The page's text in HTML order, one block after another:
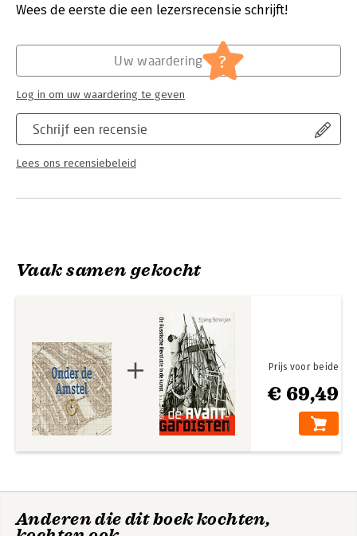
Verschijningsdatum:
14-4-2023
Wees de eerste die een lezersrecensie schrijft!
Schrijf een recensie
Lees ons recensiebeleid
Uw waardering ?
Log in om uw waardering te geven
Vaak samen gekocht
€ 69,49
Prijs voor beide
Anderen die dit boek kochten,